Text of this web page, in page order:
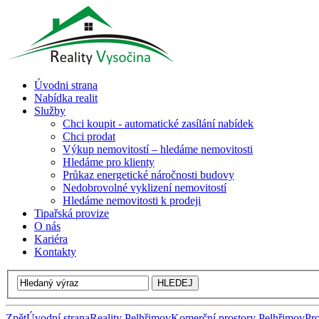
Úvodni strana
Nabídka realit
Služby
Chci koupit - automatické zasílání nabídek
Chci prodat
Výkup nemovitostí – hledáme nemovitosti
Hledáme pro klienty
Průkaz energetické náročnosti budovy
Nedobrovolné vyklizení nemovitostí
Hledáme nemovitosti k prodeji
Tipařská provize
O nás
Kariéra
Kontakty